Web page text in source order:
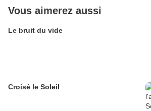
Vous aimerez aussi
Le bruit du vide
Croisé le Soleil